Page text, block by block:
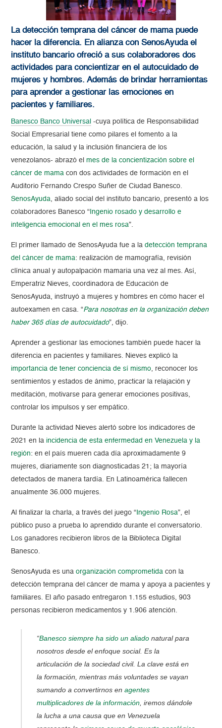
La detección temprana del cáncer de mama puede
hacer la diferencia. En alianza con SenosAyuda el
instituto bancario ofreció a sus colaboradores dos
actividades para concientizar en el autocuidado de
mujeres y hombres. Además de brindar herramientas
para aprender a gestionar las emociones en
pacientes y familiares.
Banesco Banco Universal -cuya política de Responsabilidad
Social Empresarial tiene como pilares el fomento a la
educación, la salud y la inclusión financiera de los
venezolanos- abrazó elmes de la concientización sobre el
cáncer de mama con dos actividades de formación en el
Auditorio Fernando Crespo Suñer de Ciudad Banesco.
SenosAyuda, aliado social del instituto bancario, presentó a los
colaboradores Banesco “ Ingenio rosado y desarrollo e
inteligencia emocional en el mes rosa”.
El primer llamado de SenosAyuda fue a ladetección temprana
del cáncer de mama: realización de mamografía, revisión
clínica anual y autopalpación mamaria una vez al mes. Así,
Emperatriz Nieves, coordinadora de Educación de
SenosAyuda, instruyó a mujeres y hombres en cómo hacer el
autoexamen en casa. “Para nosotras en la organización deben
haber 365 días de autocuidado”, dijo.
Aprender a gestionar las emociones también puede hacer la
diferencia en pacientes y familiares. Nieves explicó la
importancia de tener conciencia de sí mismo, reconocer los
sentimientos y estados de ánimo, practicar la relajación y
meditación, motivarse para generar emociones positivas,
controlar los impulsos y ser empático.
Durante la actividad Nieves alertó sobre los indicadores de
2021 en laincidencia de esta enfermedad en Venezuela y la
región: en el país mueren cada día aproximadamente 9
mujeres, diariamente son diagnosticadas 21; la mayoría
detectados de manera tardía. En Latinoamérica fallecen
anualmente 36.000 mujeres.
Al finalizar la charla, a través del juego “ Ingenio Rosa”, el
público puso a prueba lo aprendido durante el conversatorio.
Los ganadores recibieron libros de la Biblioteca Digital
Banesco.
SenosAyuda es unaorganización comprometida con la
detección temprana del cáncer de mama y apoya a pacientes y
familiares. El año pasado entregaron 1.155 estudios, 903
personas recibieron medicamentos y 1.906 atención.
“Banesco siempre ha sido un aliado natural para
nosotros desde el enfoque social. Es la
articulación de la sociedad civil. La clave está en
la formación, mientras más voluntades se vayan
sumando a convertirnos enagentes
multiplicadores de la información , iremos dándole
la lucha a una causa que en Venezuela